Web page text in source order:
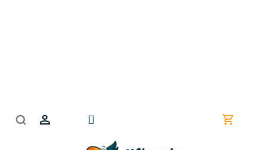
Nákupní